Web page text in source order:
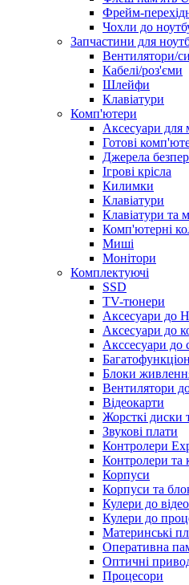
Фрейм-
Чохли до
Запчастини для
Вентилятори/
Кабелі/роз'єми
Шлейфи
Клавіатури
Комп'ютери
Аксесуари для
Готові
Джерела
Ігрові крісла
Килимки
Клавіатури
Клавіатури та
Комп'ютерні
Миші
Монітори
Комплектуючi
SSD
TV-тюнери
Аксесуари до
Аксесуари до
Акссесуари до
Блоки
Вентилятори
Відеокарти
Жорсткі диски
Звукові плати
Контролери
Контролери та
Корпуси
Корпуси та
Кулери до
Кулери до
Материнські
Оперативна
Оптичні
Процесори